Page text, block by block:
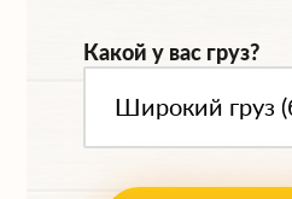
Какой у вас груз?